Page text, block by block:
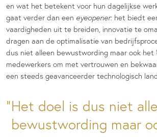
en wat het betekent voor hun dagelijkse
gaat verder dan een eyeopener: het biedt
vaardigheden uit te breiden, innovatie te
dragen aan de optimalisatie van
dus niet alleen bewustwording maar ook het
medewerkers om met vertrouwen en
een steeds geavanceerder technologisch
Het doel is dus niet
bewustwording maar